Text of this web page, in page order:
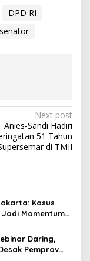
DPD RI
senator
Next post
Anies-Sandi Hadiri
51 Tahun
di TMII
Kasus
Jadi Momentum
Daring,
Pemprov